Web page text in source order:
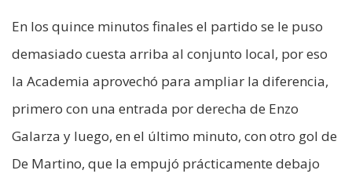
En los quince minutos finales el partido se le puso
demasiado cuesta arriba al conjunto local, por eso
la Academia aprovechó para ampliar la diferencia,
primero con una entrada por derecha de Enzo
Galarza y luego, en el último minuto, con otro gol de
De Martino, que la empujó prácticamente debajo